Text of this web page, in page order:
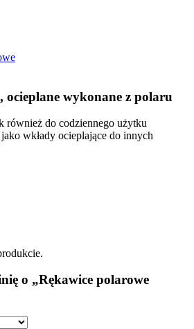
ocieplane wykonane z polaru
również do codziennego użytku
wkłady ocieplające do innych
o „Rękawice polarowe